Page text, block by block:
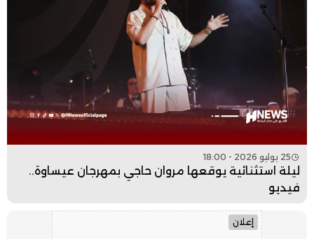
25 يوليو 2026 - 18:00
ليلة استثنائية يوقعها مروان حاجي بمهرجان عيساوة..
فيديو
إعلان